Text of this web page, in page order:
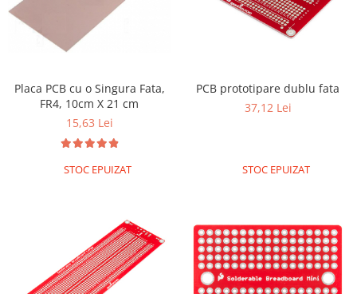
Placa PCB cu o Singura Fata,
FR4, 10cm X 21 cm
15,63 Lei
STOC EPUIZAT
PCB prototipare dublu fata
37,12 Lei
STOC EPUIZAT